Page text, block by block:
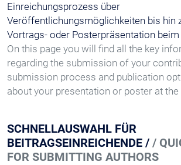
Einreichungsprozess über
Veröffentlichungsmöglichkeiten bis hin
Vortrags- oder Posterpräsentation
On this page you will find all the key
regarding the submission of your
submission process and publication
about your presentation or poster at
SCHNELLAUSWAHL FÜR
BEITRAGSEINREICHENDE / /
FOR SUBMITTING AUTHORS